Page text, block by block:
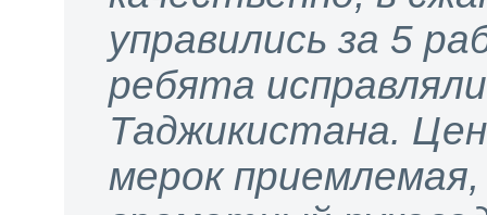
управились за 5
ребята
Таджикистана.
мерок